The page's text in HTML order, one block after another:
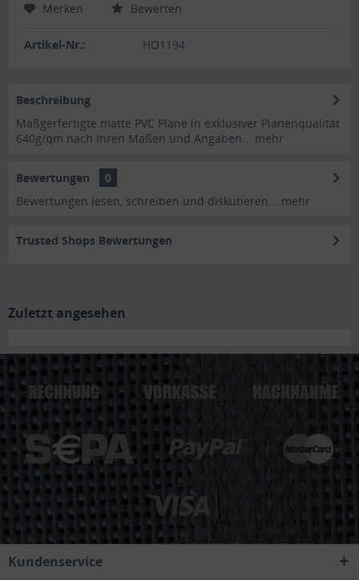
Merken Bewerten
Artikel-Nr.: HO1194
Beschreibung
Maßgerfertigte matte PVC Plane in exklusiver Planenqualität
640g/qm nach Ihren Maßen und Angaben... mehr
Bewertungen
0
Bewertungen lesen, schreiben und diskutieren... mehr
Trusted Shops Bewertungen
Zuletzt angesehen
Kundenservice